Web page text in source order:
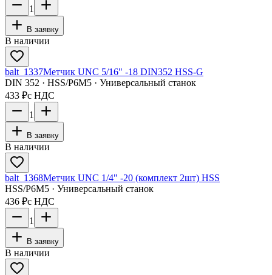
1
В заявку
В наличии
balt_1337Метчик UNC 5/16" -18 DIN352 HSS-G
DIN 352 · HSS/Р6М5 · Универсальный станок
433 ₽с НДС
1
В заявку
В наличии
balt_1368Метчик UNC 1/4" -20 (комплект 2шт) HSS
HSS/Р6М5 · Универсальный станок
436 ₽с НДС
1
В заявку
В наличии